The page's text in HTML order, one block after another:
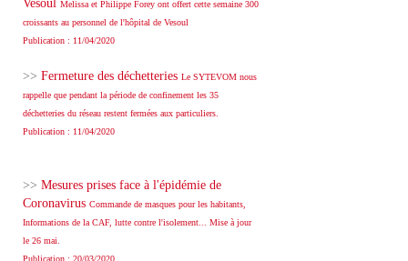
Vesoul Melissa et Philippe Forey ont offert cette semaine 300
croissants au personnel de l'hôpital de Vesoul
Publication : 11/04/2020
>> Fermeture des déchetteries Le SYTEVOM nous
rappelle que pendant la période de confinement les 35
déchetteries du réseau restent fermées aux particuliers.
Publication : 11/04/2020
>> Mesures prises face à l'épidémie de
Coronavirus Commande de masques pour les habitants,
Informations de la CAF, lutte contre l'isolement... Mise à jour
le 26 mai.
Publication : 20/03/2020